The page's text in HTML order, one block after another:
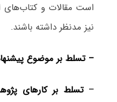
است مقالات و کتاب‌های
نیز مدنظر داشته باشند.
– تسلط بر موضوع
–تسلط بر کارهای